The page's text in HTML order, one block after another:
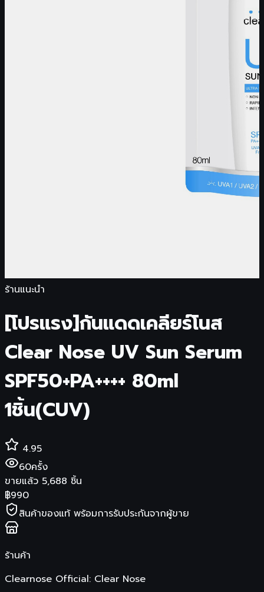
ร้านแนะนำ
[โปรแรง]กันแดดเคลียร์โนส
Clear Nose UV Sun Serum
SPF50+PA++++ 80ml
1ชิ้น(CUV)
4.95
60ครั้ง
ขายแล้ว 5,688 ชิ้น
฿990
สินค้าของแท้ พร้อมการรับประกันจากผู้ขาย
ร้านค้า
Clearnose Official: Clear Nose